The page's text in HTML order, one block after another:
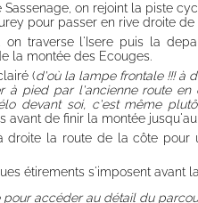
on rejoint la piste
pour passer en rive droite de
traverse l'Isere puis la
la montée des Ecouges.
(d'où la lampe frontale !!! à
à pied par l'ancienne route
devant soi, c'est même
avant de finir la montée
droite la route de la côte pour
étirements s'imposent avant
accéder au détail du